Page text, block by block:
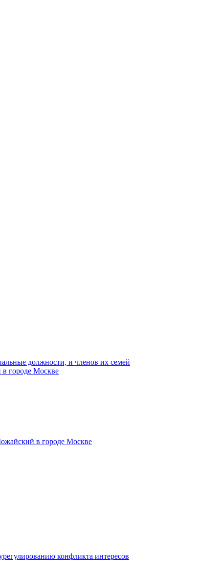
должности, и членов их семей
в городе Москве
в городе Москве
конфликта интересов